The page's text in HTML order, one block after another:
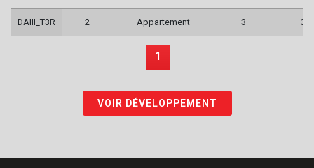
DAIII_T3R 2 Appartement 3 3
1
VOIR DÉVELOPPEMENT